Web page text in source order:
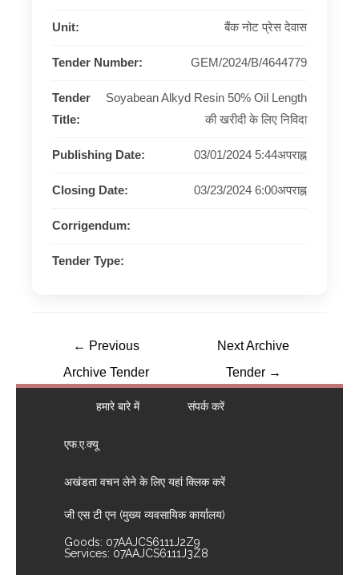
Unit: बैंक नोट प्रेस देवास
Tender Number: GEM/2024/B/4644779
Tender
Title:
Soyabean Alkyd Resin 50% Oil Length
की खरीदी के लिए निविदा
Publishing Date: 03/01/2024 5:44अपराह्न
Closing Date: 03/23/2024 6:00अपराह्न
Corrigendum:
Tender Type:
← Previous
Archive Tender
Next Archive
Tender →
हमारे बारे में संपर्क करें
एफ.ए.क्यू
अखंडता वचन लेने के लिए यहां क्लिक करें
जी एस टी एन (मुख्य व्यवसायिक कार्यालय)
Goods: 07AAJCS6111J2Z9
Services: 07AAJCS6111J3Z8